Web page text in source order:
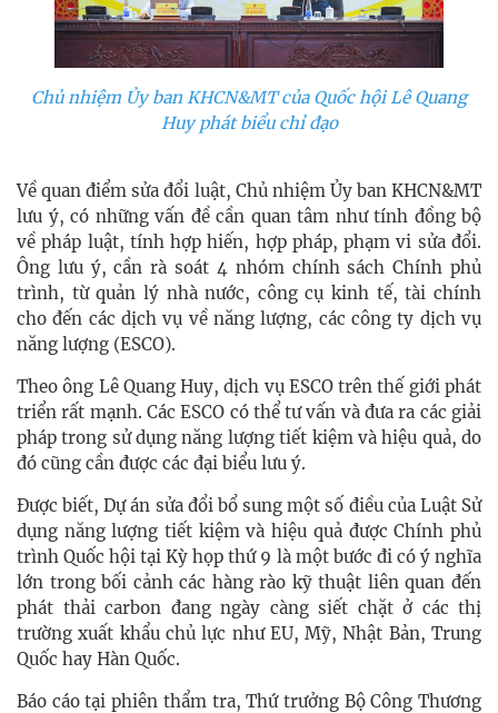
Chủ nhiệm Ủy ban KHCN&MT của Quốc hội Lê Quang
Huy phát biểu chỉ đạo
Về quan điểm sửa đổi luật, Chủ nhiệm Ủy ban KHCN&MT
lưu ý, có những vấn đề cần quan tâm như tính đồng bộ
về pháp luật, tính hợp hiến, hợp pháp, phạm vi sửa đổi.
Ông lưu ý, cần rà soát 4 nhóm chính sách Chính phủ
trình, từ quản lý nhà nước, công cụ kinh tế, tài chính
cho đến các dịch vụ về năng lượng, các công ty dịch vụ
năng lượng (ESCO).
Theo ông Lê Quang Huy, dịch vụ ESCO trên thế giới phát
triển rất mạnh. Các ESCO có thể tư vấn và đưa ra các giải
pháp trong sử dụng năng lượng tiết kiệm và hiệu quả, do
đó cũng cần được các đại biểu lưu ý.
Được biết, Dự án sửa đổi bổ sung một số điều của Luật Sử
dụng năng lượng tiết kiệm và hiệu quả được Chính phủ
trình Quốc hội tại Kỳ họp thứ 9 là một bước đi có ý nghĩa
lớn trong bối cảnh các hàng rào kỹ thuật liên quan đến
phát thải carbon đang ngày càng siết chặt ở các thị
trường xuất khẩu chủ lực như EU, Mỹ, Nhật Bản, Trung
Quốc hay Hàn Quốc.
Báo cáo tại phiên thẩm tra, Thứ trưởng Bộ Công Thương